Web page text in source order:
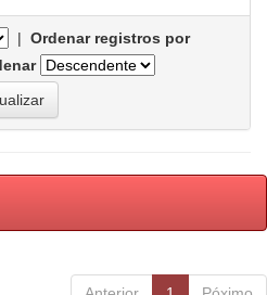
| Ordenar registros por